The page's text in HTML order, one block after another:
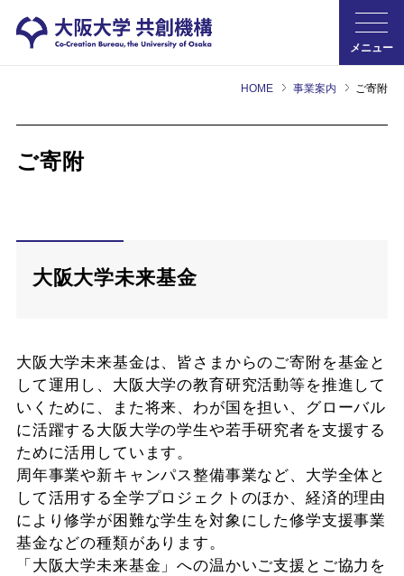
メニュー
HOME 事業案内 ご寄附
ご寄附
大阪大学未来基金
大阪大学未来基金は、皆さまからのご寄附を基金と
して運用し、大阪大学の教育研究活動等を推進して
いくために、また将来、わが国を担い、グローバル
に活躍する大阪大学の学生や若手研究者を支援する
ために活用しています。
周年事業や新キャンパス整備事業など、大学全体と
して活用する全学プロジェクトのほか、経済的理由
により修学が困難な学生を対象にした修学支援事業
基金などの種類があります。
「大阪大学未来基金」への温かいご支援とご協力を